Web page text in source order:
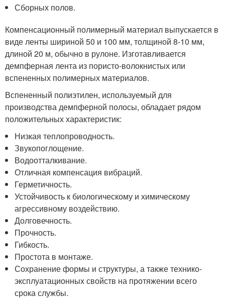
Сборных полов.
Компенсационный полимерный материал выпускается в
виде ленты шириной 50 и 100 мм, толщиной 8-10 мм,
длиной 20 м, обычно в рулоне. Изготавливается
демпферная лента из пористо-волокнистых или
вспененных полимерных материалов.
Вспененный полиэтилен, используемый для
производства демпферной полосы, обладает рядом
положительных характеристик:
Низкая теплопроводность.
Звукопоглощение.
Водоотталкивание.
Отличная компенсация вибраций.
Герметичность.
Устойчивость к биологическому и химическому
агрессивному воздействию.
Долговечность.
Прочность.
Гибкость.
Простота в монтаже.
Сохранение формы и структуры, а также технико-
эксплуатационных свойств на протяжении всего
срока службы.